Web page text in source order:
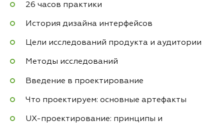
26 часов практики
История дизайна интерфейсов
Цели исследований продукта и аудитории
Методы исследований
Введение в проектирование
Что проектируем: основные артефакты
UX-проектирование: принципы и